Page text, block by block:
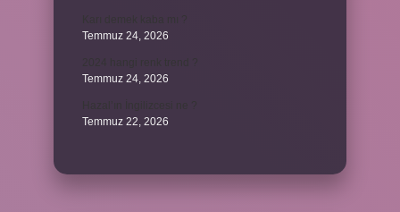
Temmuz 24, 2026
Temmuz 24, 2026
Temmuz 22, 2026